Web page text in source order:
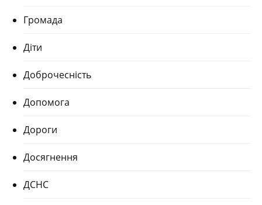
Громада
Діти
Доброчесність
Допомога
Дороги
Досягнення
ДСНС